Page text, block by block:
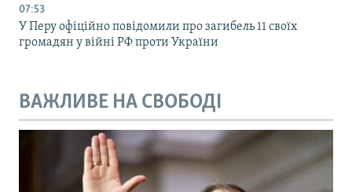
07:53
У Перу офіційно повідомили про загибель 11 своїх
громадян у війні РФ проти України
ВАЖЛИВЕ НА СВОБОДІ